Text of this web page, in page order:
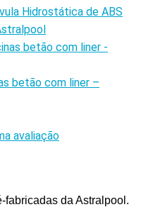
Hidrostática de ABS
betão com liner –
avaliação
fabricadas da Astralpool.